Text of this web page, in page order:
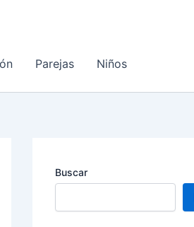
Parejas Niños
Buscar